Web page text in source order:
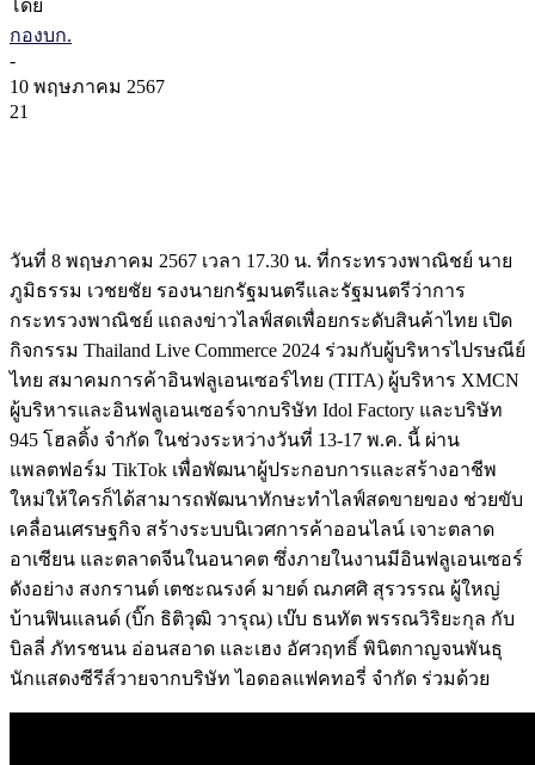
โดย
กองบก.
-
10 พฤษภาคม 2567
21
วันที่ 8 พฤษภาคม 2567 เวลา 17.30 น. ที่กระทรวงพาณิชย์ นาย
ภูมิธรรม เวชยชัย รองนายกรัฐมนตรีและรัฐมนตรีว่าการ
กระทรวงพาณิชย์ แถลงข่าวไลฟ์สดเพื่อยกระดับสินค้าไทย เปิด
กิจกรรม Thailand Live Commerce 2024 ร่วมกับผู้บริหารไปรษณีย์
ไทย สมาคมการค้าอินฟลูเอนเซอร์ไทย (TITA) ผู้บริหาร XMCN
ผู้บริหารและอินฟลูเอนเซอร์จากบริษัท Idol Factory และบริษัท
945 โฮลดิ้ง จำกัด ในช่วงระหว่างวันที่ 13-17 พ.ค. นี้ ผ่าน
แพลตฟอร์ม TikTok เพื่อพัฒนาผู้ประกอบการและสร้างอาชีพ
ใหม่ให้ใครก็ได้สามารถพัฒนาทักษะทำไลฟ์สดขายของ ช่วยขับ
เคลื่อนเศรษฐกิจ สร้างระบบนิเวศการค้าออนไลน์ เจาะตลาด
อาเซียน และตลาดจีนในอนาคต ซึ่งภายในงานมีอินฟลูเอนเซอร์
ดังอย่าง สงกรานต์ เตชะณรงค์ มายด์ ณภศศิ สุรวรรณ ผู้ใหญ่
บ้านฟินแลนด์ (บิ๊ก ธิติวุฒิ วารุณ) เบ๊บ ธนทัต พรรณวิริยะกุล กับ
บิลลี่ ภัทรชนน อ่อนสอาด และเฮง อัศวฤทธิ์ พินิตกาญจนพันธุ
นักแสดงซีรีส์วายจากบริษัท ไอดอลแฟคทอรี่ จำกัด ร่วมด้วย